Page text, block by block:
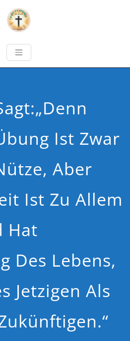
Ist Zwar
Aber
Ist Zu Allem
Hat
Des Lebens,
Jetzigen Als